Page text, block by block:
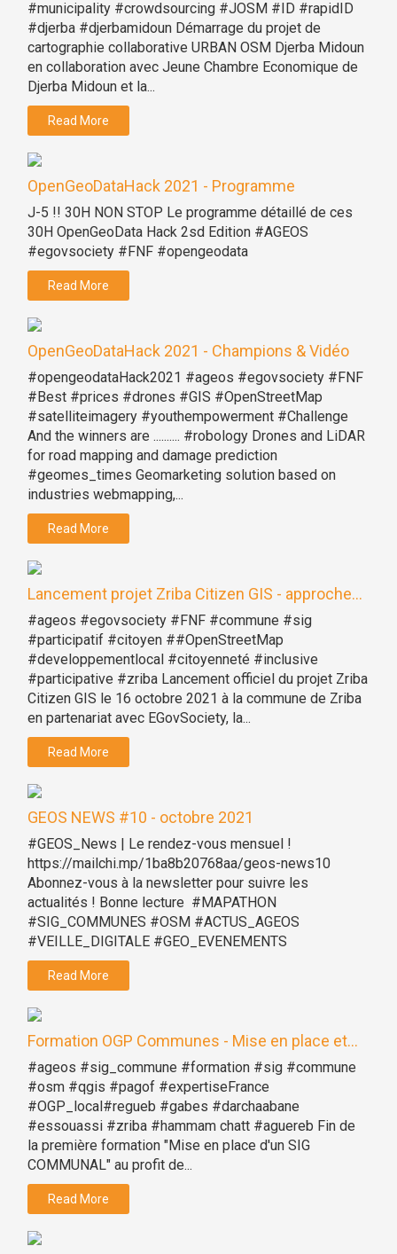
#municipality #crowdsourcing #JOSM #ID #rapidID
#djerba #djerbamidoun Démarrage du projet de
cartographie collaborative URBAN OSM Djerba Midoun
en collaboration avec Jeune Chambre Economique de
Djerba Midoun et la...
Read More
OpenGeoDataHack 2021 - Programme
J-5 !! 30H NON STOP Le programme détaillé de ces
30H OpenGeoData Hack 2sd Edition #AGEOS
#egovsociety #FNF #opengeodata
Read More
OpenGeoDataHack 2021 - Champions & Vidéo
#opengeodataHack2021 #ageos #egovsociety #FNF
#Best #prices #drones #GIS #OpenStreetMap
#satelliteimagery #youthempowerment #Challenge
And the winners are .......... #robology Drones and LiDAR
for road mapping and damage prediction
#geomes_times Geomarketing solution based on
industries webmapping,...
Read More
Lancement projet Zriba Citizen GIS - approche...
#ageos #egovsociety #FNF #commune #sig
#participatif #citoyen ##OpenStreetMap
#developpementlocal #citoyenneté #inclusive
#participative #zriba Lancement officiel du projet Zriba
Citizen GIS le 16 octobre 2021 à la commune de Zriba
en partenariat avec EGovSociety, la...
Read More
GEOS NEWS #10 - octobre 2021
#GEOS_News | Le rendez-vous mensuel !
https://mailchi.mp/1ba8b20768aa/geos-news10
Abonnez-vous à la newsletter pour suivre les
actualités ! Bonne lecture #MAPATHON
#SIG_COMMUNES #OSM #ACTUS_AGEOS
#VEILLE_DIGITALE #GEO_EVENEMENTS
Read More
Formation OGP Communes - Mise en place et...
#ageos #sig_commune #formation #sig #commune
#osm #qgis #pagof #expertiseFrance
#OGP_local#regueb #gabes #darchaabane
#essouassi #zriba #hammam chatt #aguereb Fin de
la première formation "Mise en place d'un SIG
COMMUNAL" au profit de...
Read More